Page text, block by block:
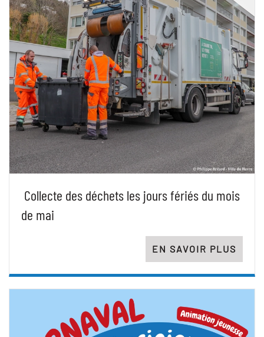
Collecte des déchets les jours fériés du mois
de mai
EN SAVOIR PLUS